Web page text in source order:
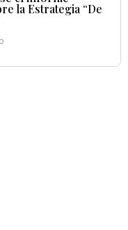
la Estrategia “De